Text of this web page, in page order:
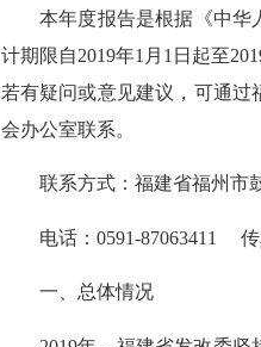
本年度报告是根据《中华人
计期限自2019年1月1日起至
若有疑问或意见建议，可通
会办公室联系。
联系方式：福建省福州市鼓
电话：0591-87063411 传
一、总体情况